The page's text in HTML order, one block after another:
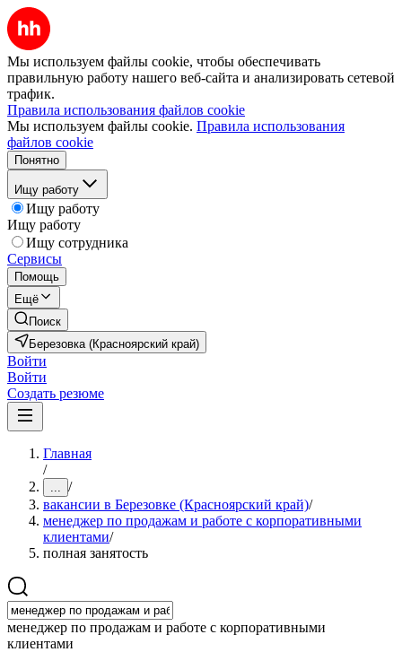
Мы используем файлы cookie, чтобы обеспечивать
правильную работу нашего веб-сайта и анализировать сетевой
трафик.
Правила использования файлов cookie
Мы используем файлы cookie. Правила использования
файлов cookie
Понятно
Ищу работу
Ищу работу
Ищу работу
Ищу сотрудника
Сервисы
Помощь
Ещё
Поиск
Березовка (Красноярский край)
Войти
Войти
Создать резюме
Главная
/
... /
вакансии в Березовке (Красноярский край)/
менеджер по продажам и работе с корпоративными
клиентами/
полная занятость
менеджер по продажам и работе с корпоративными
клиентами